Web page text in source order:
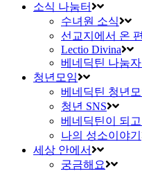
소식 나눔터
수녀원 소식
선교지에서 온
Lectio Divina
베네딕틴 나눔자
청년모임
베네딕틴 청년
청년 SNS
베네딕틴이 되
나의 성소이야기
세상 안에서
궁금해요